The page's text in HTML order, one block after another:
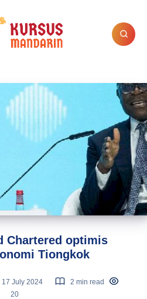
Chartered optimis
Tiongkok
17 July 2024
2 min read
20